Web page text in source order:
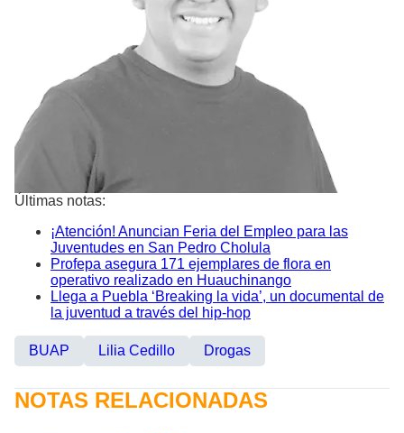
Últimas notas:
¡Atención! Anuncian Feria del Empleo para las
Juventudes en San Pedro Cholula
Profepa asegura 171 ejemplares de flora en
operativo realizado en Huauchinango
Llega a Puebla ‘Breaking la vida’, un documental de
la juventud a través del hip-hop
BUAP Lilia Cedillo Drogas
NOTAS RELACIONADAS